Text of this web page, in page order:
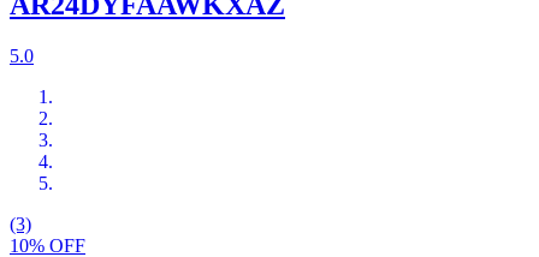
5.0
(3)
10% OFF